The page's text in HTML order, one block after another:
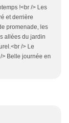
!<br /> Les
et derrière
promenade, les
allées du jardin
/> Le
Belle journée en